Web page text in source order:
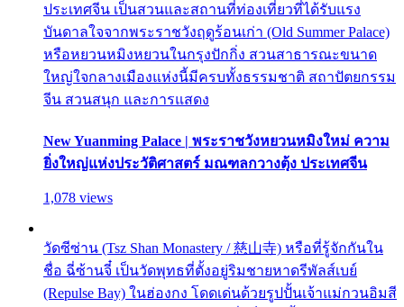
ประเทศจีน เป็นสวนและสถานที่ท่องเที่ยวที่ได้รับแรง
บันดาลใจจากพระราชวังฤดูร้อนเก่า (Old Summer Palace)
หรือหยวนหมิงหยวนในกรุงปักกิ่ง สวนสาธารณะขนาด
ใหญ่ใจกลางเมืองแห่งนี้มีครบทั้งธรรมชาติ สถาปัตยกรรม
จีน สวนสนุก และการแสดง
New Yuanming Palace | พระราชวังหยวนหมิงใหม่ ความ
ยิ่งใหญ่แห่งประวัติศาสตร์ มณฑลกวางตุ้ง ประเทศจีน
1,078 views
วัดซีซ่าน (Tsz Shan Monastery / 慈山寺) หรือที่รู้จักกันใน
ชื่อ ฉี่ซ้านจี๋ เป็นวัดพุทธที่ตั้งอยู่ริมชายหาดรีพัลส์เบย์
(Repulse Bay) ในฮ่องกง โดดเด่นด้วยรูปปั้นเจ้าแม่กวนอิมสี